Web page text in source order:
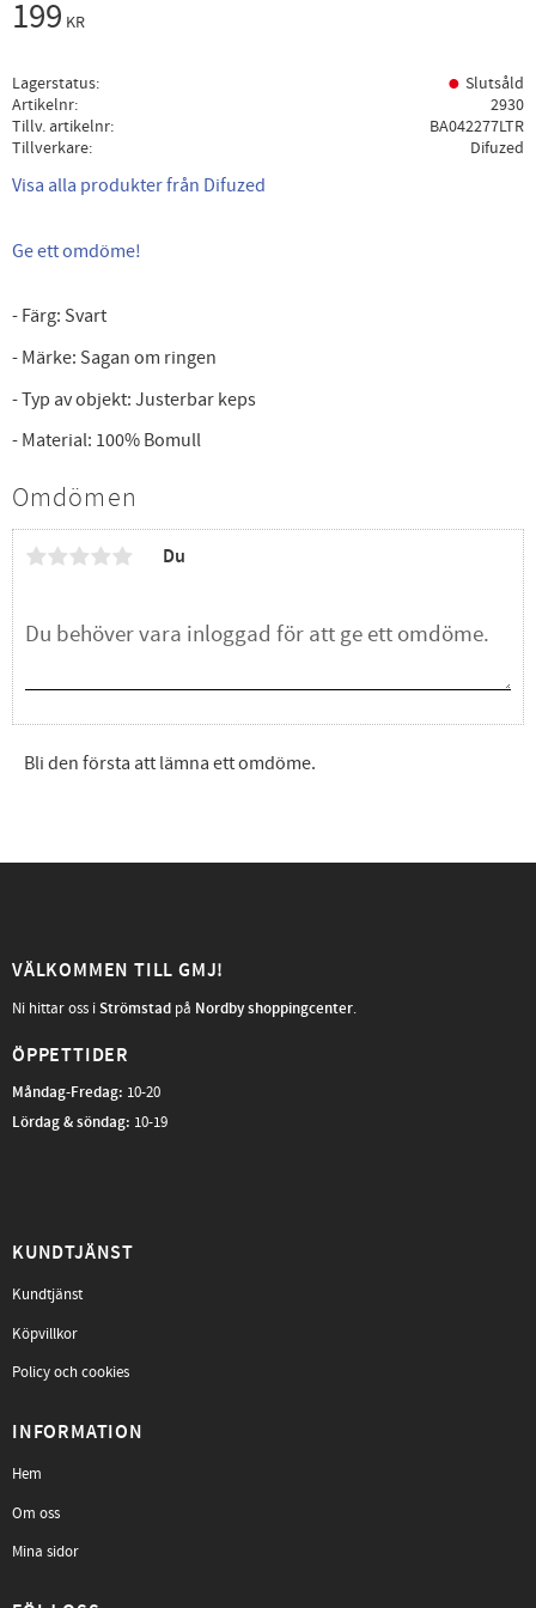
199 KR
Lagerstatus
Slutsåld
Artikelnr
2930
Tillv. artikelnr
BA042277LTR
Tillverkare
Difuzed
Visa alla produkter från Difuzed
Ge ett omdöme!
- Färg: Svart
- Märke: Sagan om ringen
- Typ av objekt: Justerbar keps
- Material: 100% Bomull
Omdömen
Du
Bli den första att lämna ett omdöme.
VÄLKOMMEN TILL GMJ!
Ni hittar oss iStrömstad på Nordby shoppingcenter.
ÖPPETTIDER
Måndag-Fredag: 10-20
Lördag & söndag: 10-19
KUNDTJÄNST
Kundtjänst
Köpvillkor
Policy och cookies
INFORMATION
Hem
Om oss
Mina sidor